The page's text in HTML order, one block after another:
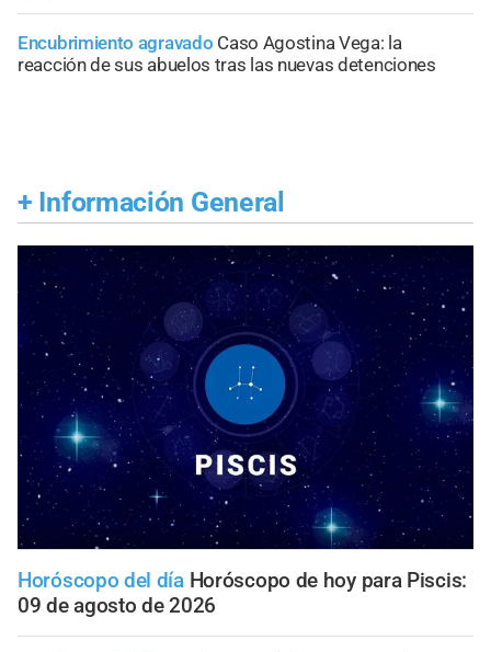
Encubrimiento agravado Caso Agostina Vega: la
reacción de sus abuelos tras las nuevas detenciones
+ Información General
Horóscopo del día Horóscopo de hoy para Piscis:
09 de agosto de 2026